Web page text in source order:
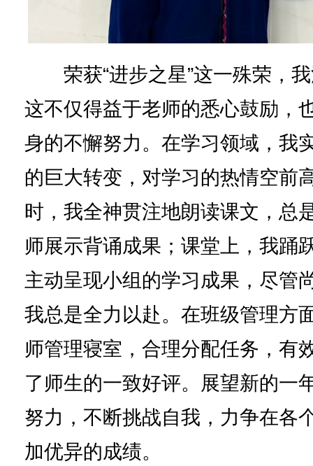
荣获“进步之星”这一殊荣，我
这不仅得益于老师的悉心鼓励，
身的不懈努力。在学习领域，我
的巨大转变，对学习的热情空前
时，我全神贯注地朗读课文，总
师展示背诵成果；课堂上，我踊
主动呈现小组的学习成果，尽管
我总是全力以赴。在班级管理方
师管理寝室，合理分配任务，有
了师生的一致好评。展望新的一
努力，不断挑战自我，力争在各
加优异的成绩。